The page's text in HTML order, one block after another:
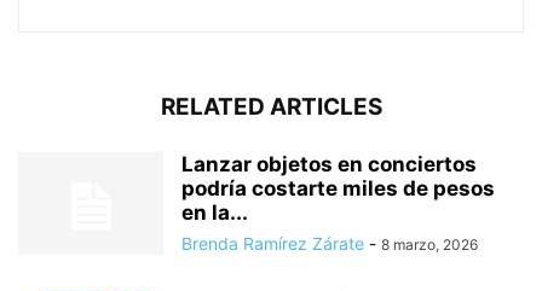
RELATED ARTICLES
Lanzar objetos en conciertos
podría costarte miles de pesos
en la...
Brenda Ramírez Zárate - 8 marzo, 2026